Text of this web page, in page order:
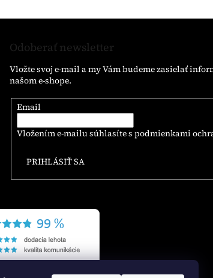
Odoberať newsletter
Vložte svoj e-mail a my Vám budeme zasielať
našom e-shope.
Email
Vložením e-mailu súhlasíte s podmienkami
PRIHLÁSIŤ SA